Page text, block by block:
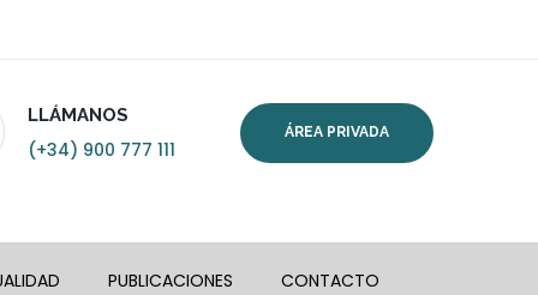
LLÁMANOS
(+34) 900 777 111
ÁREA PRIVADA
PUBLICACIONES CONTACTO